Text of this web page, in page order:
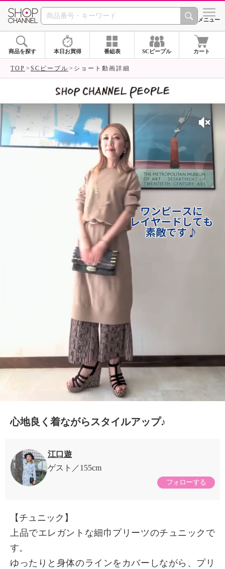
SHOP CHANNEL シメニュー
商品を探す 本日お買得 番組表 SCピープル カート
TOP SCピープル ショート動画詳細
心地良く着ながらスタイルアップ♪
江口遊
ゲスト
155cm
フォローする
【チュニック】
上品でエレガントな細巾プリーツのチュニックで
す。
ゆったりと身体のラインをカバーしながら、プリ